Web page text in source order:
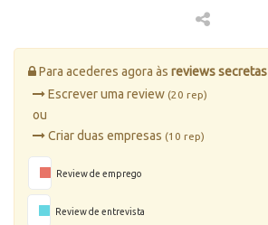
Para acederes agora às reviews secretas
Escrever uma review (20 rep)
ou
Criar duas empresas (10 rep)
Review de emprego
Review de entrevista